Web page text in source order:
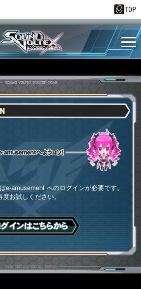
e-amusement へのログインが必要です。
お試しください。
ンはこちら